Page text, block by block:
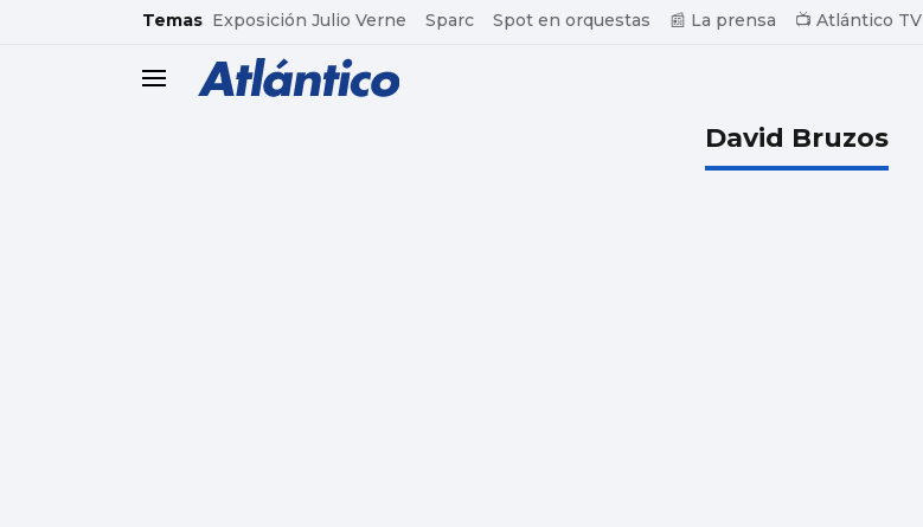
common.go-to-content
Temas Exposición Julio Verne Sparc Spot en orquestas 📰 La prensa 📺 Atlántico TV
header.menu.open
David Bruzos